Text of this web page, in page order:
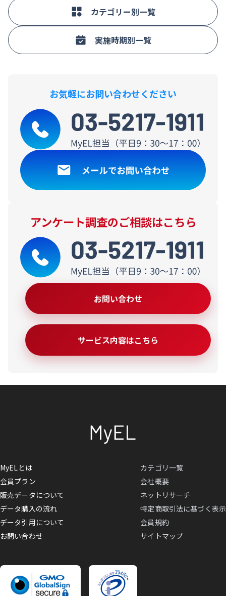
カテゴリー別一覧
実施時期別一覧
お気軽にお問い合わせください
アンケート調査のご相談はこちら
お問い合わせ
サービス内容はこちら
MyELとは
会員プラン
販売データについて
データ購入の流れ
データ引用について
お問い合わせ
カテゴリ一覧
会社概要
ネットリサーチ
特定商取引法に基づく表示
会員規約
サイトマップ